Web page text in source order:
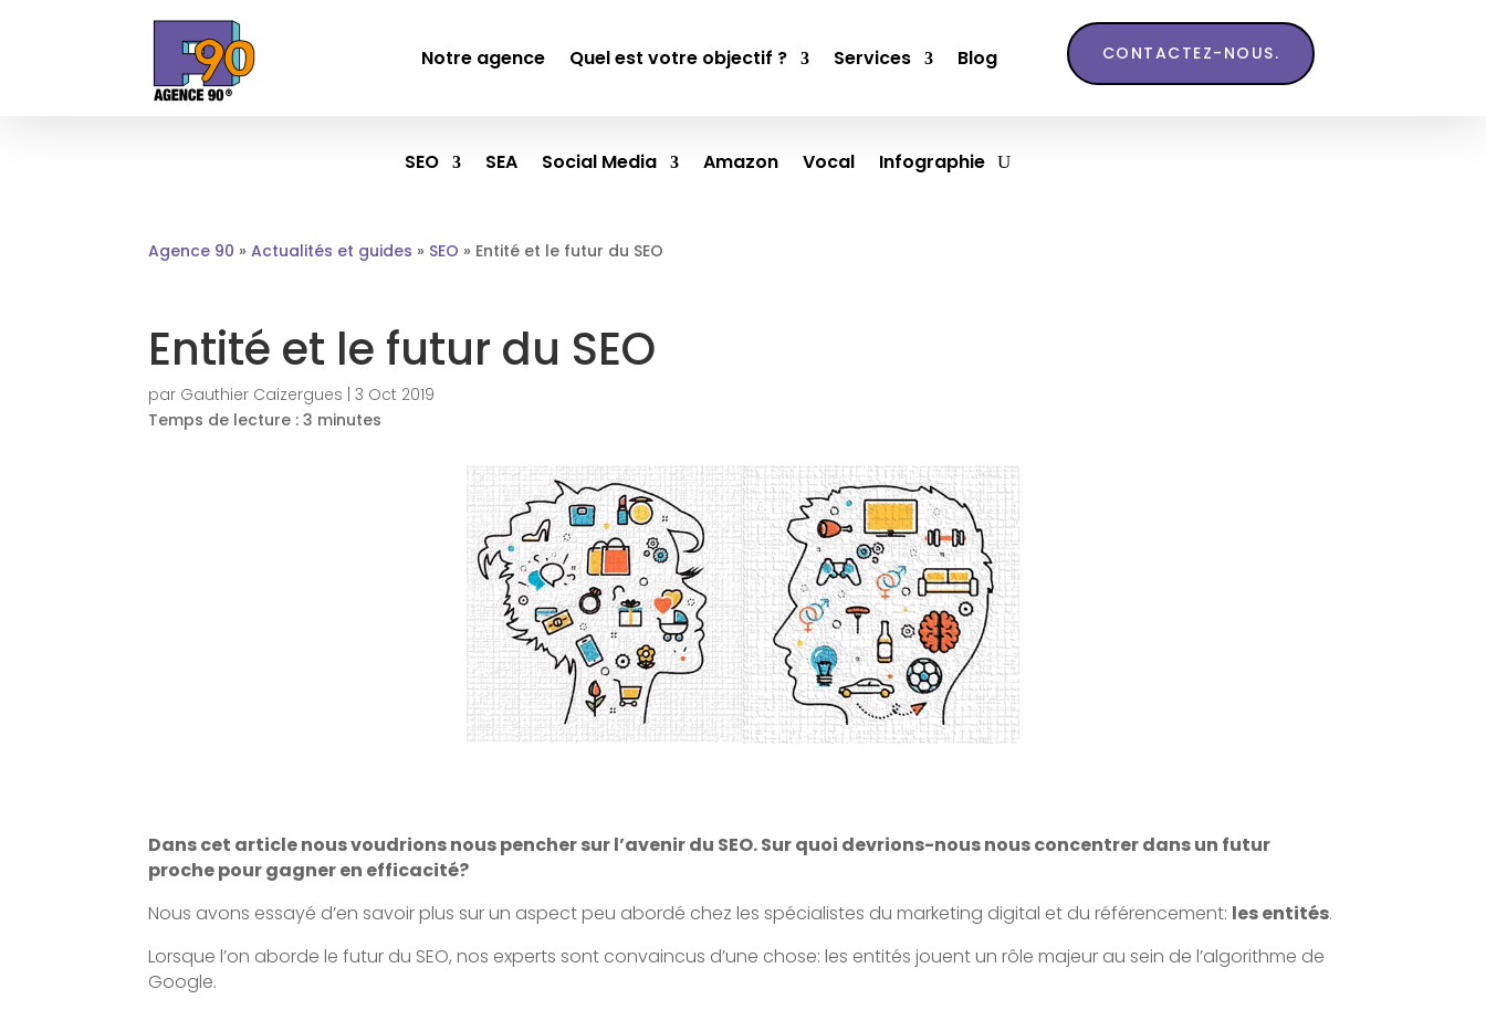
Notre agence Quel est votre objectif ? Services Blog CONTACTEZ-NOUS.
SEO SEA Social Media Amazon Vocal Infographie
Agence 90 »Actualités et guides » SEO » Entité et le futur du SEO
Entité et le futur du SEO
par Gauthier Caizergues |3 Oct 2019
Temps de lecture : 3 minutes
Dans cet article nous voudrions nous pencher sur l’avenir du SEO. Sur quoi devrions-nous nous concentrer dans un futur
proche pour gagner en efficacité?
Nous avons essayé d’en savoir plus sur un aspect peu abordé chez les spécialistes du marketing digital et du référencement: les entités.
Lorsque l’on aborde le futur du SEO, nos experts sont convaincus d’une chose: les entités jouent un rôle majeur au sein de l’algorithme de
Google.